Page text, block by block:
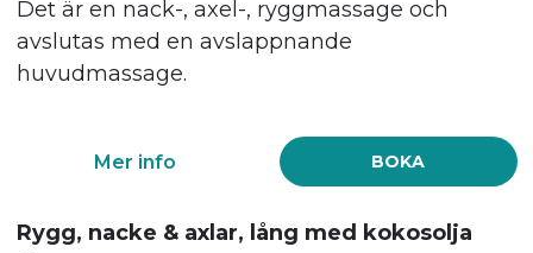
Det är en nack-, axel-, ryggmassage och
avslutas med en avslappnande
huvudmassage.
BOKA
Mer info
Rygg, nacke & axlar, lång med kokosolja